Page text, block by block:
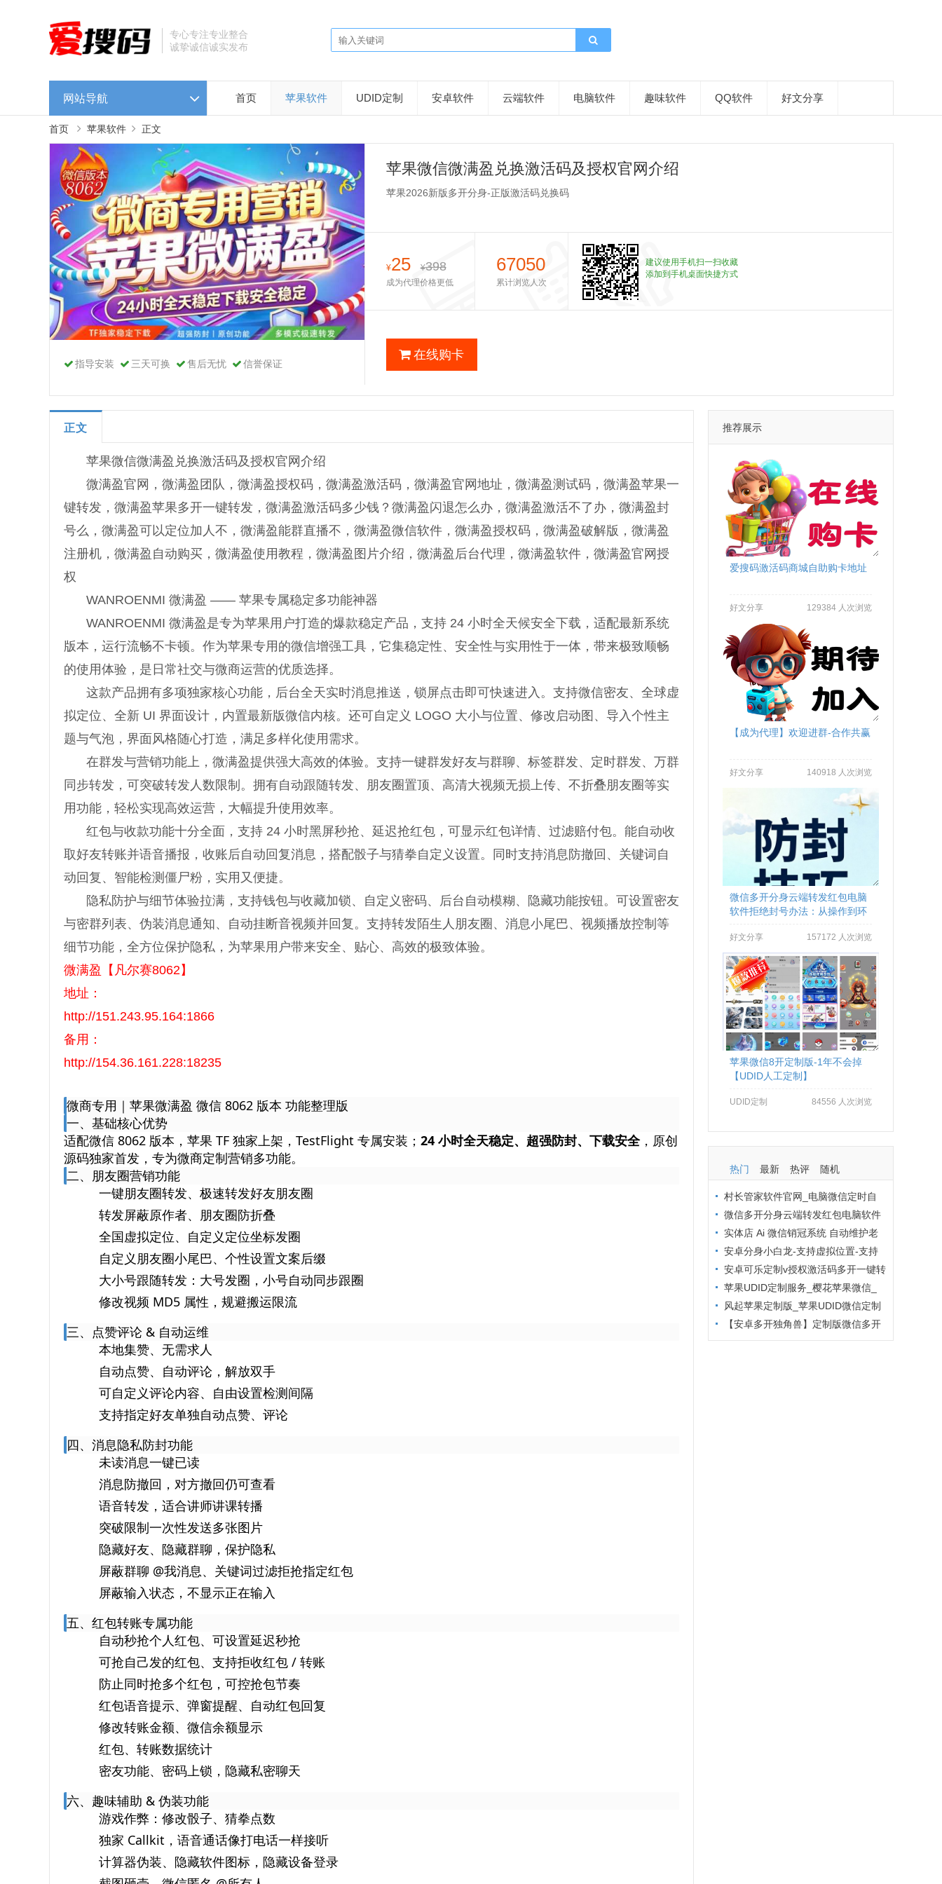
专心专注专业整合
诚挚诚信诚实发布
网站导航 首页 苹果软件 UDID定制 安卓软件 云端软件 电脑软件 趣味软件 QQ软件 好文分享
首页 苹果软件 正文
指导安装 三天可换 售后无忧 信誉保证
苹果微信微满盈兑换激活码及授权官网介绍
苹果2026新版多开分身-正版激活码兑换码
¥25 ¥398
成为代理价格更低
67050
累计浏览人次
建议使用手机扫一扫收藏
添加到手机桌面快捷方式
在线购卡
正文
苹果微信微满盈兑换激活码及授权官网介绍
微满盈官网，微满盈团队，微满盈授权码，微满盈激活码，微满盈官网地址，微满盈测试码，微满盈苹果一
键转发，微满盈苹果多开一键转发，微满盈激活码多少钱？微满盈闪退怎么办，微满盈激活不了办，微满盈封
号么，微满盈可以定位加人不，微满盈能群直播不，微满盈微信软件，微满盈授权码，微满盈破解版，微满盈
注册机，微满盈自动购买，微满盈使用教程，微满盈图片介绍，微满盈后台代理，微满盈软件，微满盈官网授
权
WANROENMI 微满盈 —— 苹果专属稳定多功能神器
WANROENMI 微满盈是专为苹果用户打造的爆款稳定产品，支持 24 小时全天候安全下载，适配最新系统
版本，运行流畅不卡顿。作为苹果专用的微信增强工具，它集稳定性、安全性与实用性于一体，带来极致顺畅
的使用体验，是日常社交与微商运营的优质选择。
这款产品拥有多项独家核心功能，后台全天实时消息推送，锁屏点击即可快速进入。支持微信密友、全球虚
拟定位、全新 UI 界面设计，内置最新版微信内核。还可自定义 LOGO 大小与位置、修改启动图、导入个性主
题与气泡，界面风格随心打造，满足多样化使用需求。
在群发与营销功能上，微满盈提供强大高效的体验。支持一键群发好友与群聊、标签群发、定时群发、万群
同步转发，可突破转发人数限制。拥有自动跟随转发、朋友圈置顶、高清大视频无损上传、不折叠朋友圈等实
用功能，轻松实现高效运营，大幅提升使用效率。
红包与收款功能十分全面，支持 24 小时黑屏秒抢、延迟抢红包，可显示红包详情、过滤赔付包。能自动收
取好友转账并语音播报，收账后自动回复消息，搭配骰子与猜拳自定义设置。同时支持消息防撤回、关键词自
动回复、智能检测僵尸粉，实用又便捷。
隐私防护与细节体验拉满，支持钱包与收藏加锁、自定义密码、后台自动模糊、隐藏功能按钮。可设置密友
与密群列表、伪装消息通知、自动挂断音视频并回复。支持转发陌生人朋友圈、消息小尾巴、视频播放控制等
细节功能，全方位保护隐私，为苹果用户带来安全、贴心、高效的极致体验。
微满盈【凡尔赛8062】
地址：
http://151.243.95.164:1866
备用：
http://154.36.161.228:18235
微商专用｜苹果微满盈 微信 8062 版本 功能整理版
一、基础核心优势
适配微信 8062 版本，苹果 TF 独家上架，TestFlight 专属安装； 24 小时全天稳定、超强防封、下载安全，原创
源码独家首发，专为微商定制营销多功能。
二、朋友圈营销功能
一键朋友圈转发、极速转发好友朋友圈
转发屏蔽原作者、朋友圈防折叠
全国虚拟定位、自定义定位坐标发圈
自定义朋友圈小尾巴、个性设置文案后缀
大小号跟随转发：大号发圈，小号自动同步跟圈
修改视频 MD5 属性，规避搬运限流
三、点赞评论 & 自动运维
本地集赞、无需求人
自动点赞、自动评论，解放双手
可自定义评论内容、自由设置检测间隔
支持指定好友单独自动点赞、评论
四、消息隐私防封功能
未读消息一键已读
消息防撤回，对方撤回仍可查看
语音转发，适合讲师讲课转播
突破限制一次性发送多张图片
隐藏好友、隐藏群聊，保护隐私
屏蔽群聊 @我消息、关键词过滤拒抢指定红包
屏蔽输入状态，不显示正在输入
五、红包转账专属功能
自动秒抢个人红包、可设置延迟秒抢
可抢自己发的红包、支持拒收红包 / 转账
防止同时抢多个红包，可控抢包节奏
红包语音提示、弹窗提醒、自动红包回复
修改转账金额、微信余额显示
红包、转账数据统计
密友功能、密码上锁，隐藏私密聊天
六、趣味辅助 & 伪装功能
游戏作弊：修改骰子、猜拳点数
独家 Callkit，语音通话像打电话一样接听
计算器伪装、隐藏软件图标，隐藏设备登录
推荐展示
爱搜码激活码商城自助购卡地址
好文分享 129384 人次浏览
【成为代理】欢迎进群-合作共赢
好文分享 140918 人次浏览
微信多开分身云端转发红包电脑
软件拒绝封号办法：从操作到环
好文分享 157172 人次浏览
苹果微信8开定制版-1年不会掉
【UDID人工定制】
UDID定制 84556 人次浏览
热门 最新 热评 随机
村长管家软件官网_电脑微信定时自
动群发软件_村长管家微信营销
微信多开分身云端转发红包电脑软件
拒绝封号办法：从操作到环境全流程避
坑
实体店 Ai 微信销冠系统 自动维护老
客户 24 小时在线客服解决方案
安卓分身小白龙-支持虚拟位置-支持
主题更换
安卓可乐定制v授权激活码多开一键转
发苹果UDID定制服务_樱花苹果微信_
定制多开专属版本
风起苹果定制版_苹果UDID微信定制
_微信分身定制服务
【安卓多开独角兽】定制版微信多开
防封6.2版本